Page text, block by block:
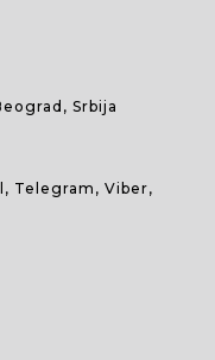
Srbija
Telegram, Viber,